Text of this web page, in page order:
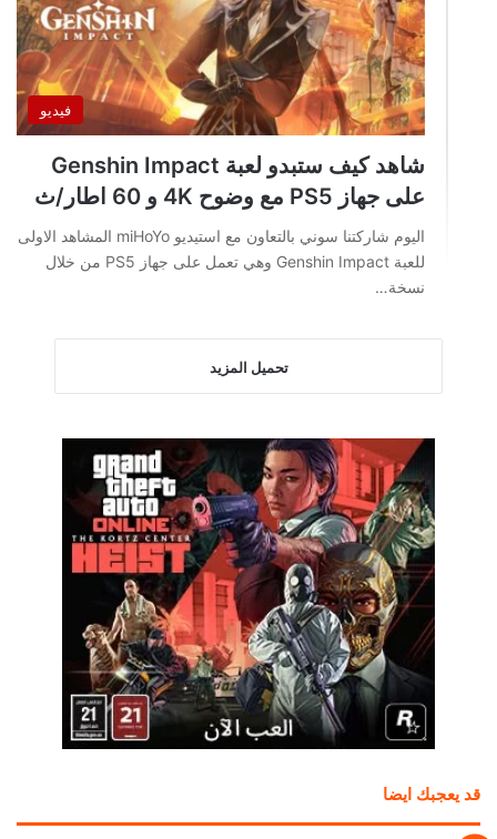
فيديو
شاهد كيف ستبدو لعبة Genshin Impact
على جهاز PS5 مع وضوح 4K و 60 اطار/ث
اليوم شاركتنا سوني بالتعاون مع استيديو miHoYo المشاهد الاولى
للعبة Genshin Impact وهي تعمل على جهاز PS5 من خلال
نسخة…
تحميل المزيد
قد يعجبك ايضا